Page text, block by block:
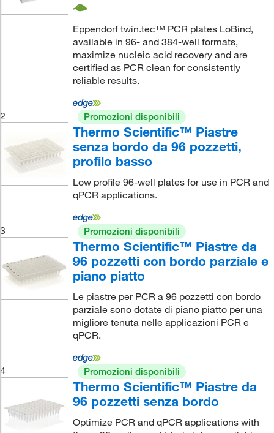
Eppendorf twin.tec™ PCR plates LoBind,
available in 96- and 384-well formats,
maximize nucleic acid recovery and are
certified as PCR clean for consistently
reliable results.
2 Promozioni disponibili
Thermo Scientific™ Piastre
senza bordo da 96 pozzetti,
profilo basso
Low profile 96-well plates for use in PCR and
qPCR applications.
3 Promozioni disponibili
Thermo Scientific™ Piastre da
96 pozzetti con bordo parziale e
piano piatto
Le piastre per PCR a 96 pozzetti con bordo
parziale sono dotate di piano piatto per una
migliore tenuta nelle applicazioni PCR e
qPCR.
4 Promozioni disponibili
Thermo Scientific™ Piastre da
96 pozzetti senza bordo
Optimize PCR and qPCR applications with